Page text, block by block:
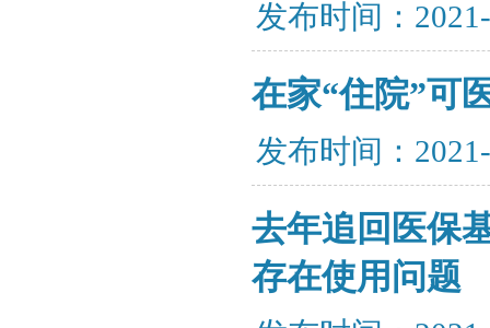
发布时间：
在家“住院”可
发布时间：
去年追回医保
存在使用问题